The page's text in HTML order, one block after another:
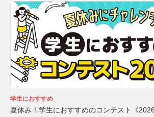
学生におすすめ
夏休み！学生におすすめのコンテスト《